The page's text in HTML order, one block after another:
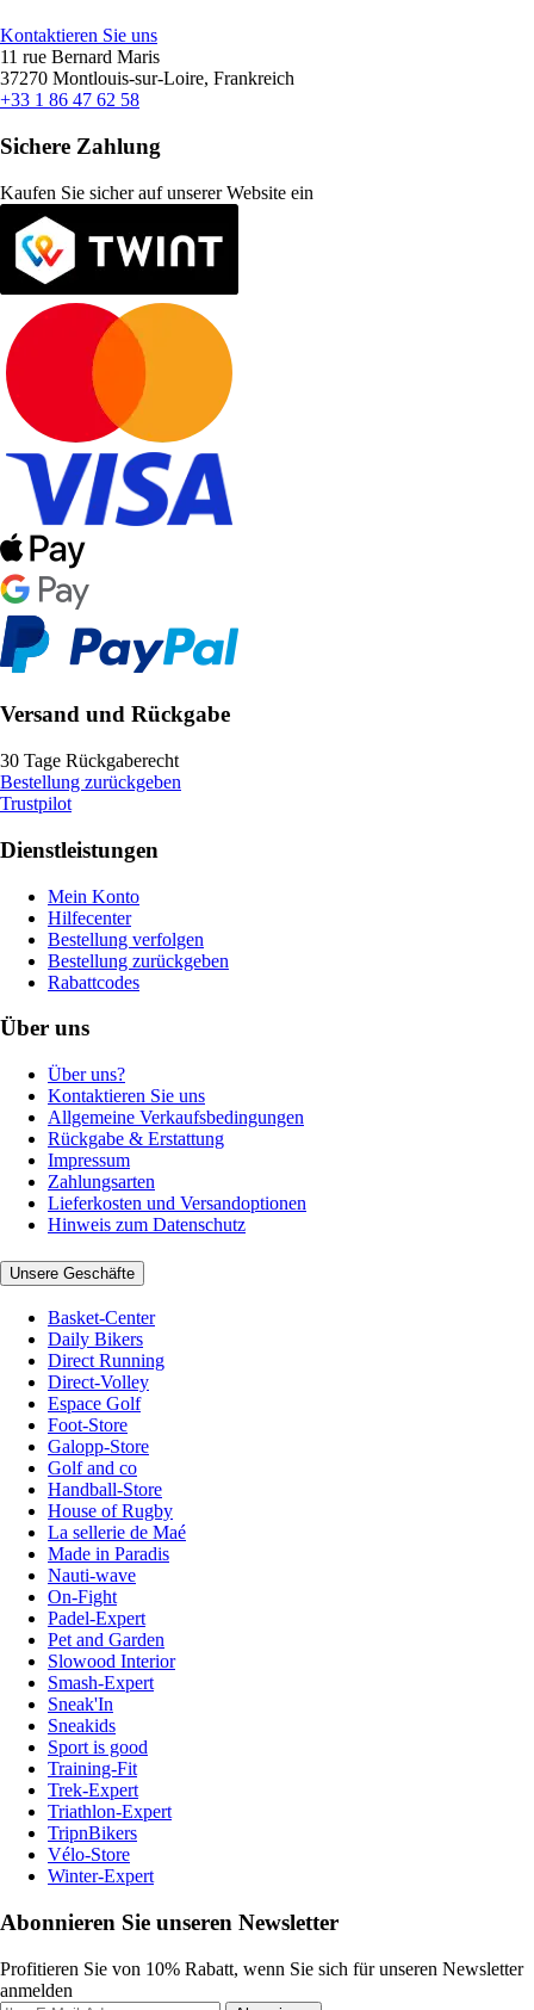
Kontaktieren Sie uns
11 rue Bernard Maris
37270 Montlouis-sur-Loire, Frankreich
+33 1 86 47 62 58
Sichere Zahlung
Kaufen Sie sicher auf unserer Website ein
Versand und Rückgabe
30 Tage Rückgaberecht
Bestellung zurückgeben
Trustpilot
Dienstleistungen
Mein Konto
Hilfecenter
Bestellung verfolgen
Bestellung zurückgeben
Rabattcodes
Über uns
Über uns?
Kontaktieren Sie uns
Allgemeine Verkaufsbedingungen
Rückgabe & Erstattung
Impressum
Zahlungsarten
Lieferkosten und Versandoptionen
Hinweis zum Datenschutz
Unsere Geschäfte
Basket-Center
Daily Bikers
Direct Running
Direct-Volley
Espace Golf
Foot-Store
Galopp-Store
Golf and co
Handball-Store
House of Rugby
La sellerie de Maé
Made in Paradis
Nauti-wave
On-Fight
Padel-Expert
Pet and Garden
Slowood Interior
Smash-Expert
Sneak'In
Sneakids
Sport is good
Training-Fit
Trek-Expert
Triathlon-Expert
TripnBikers
Vélo-Store
Winter-Expert
Abonnieren Sie unseren Newsletter
Profitieren Sie von 10% Rabatt, wenn Sie sich für unseren Newsletter
anmelden